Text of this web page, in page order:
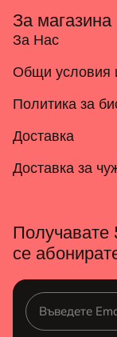
За магазина
За Нас
Общи условия
Политика за
Доставка
Доставка за
Получавате
се